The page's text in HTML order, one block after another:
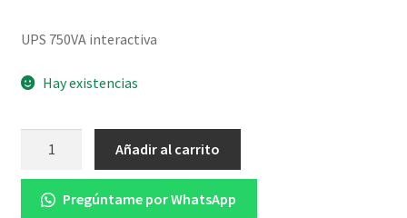
UPS 750VA interactiva
Hay existencias
UPS
INTERACTIVA
Añadir al carrito
Pregúntame por WhatsApp